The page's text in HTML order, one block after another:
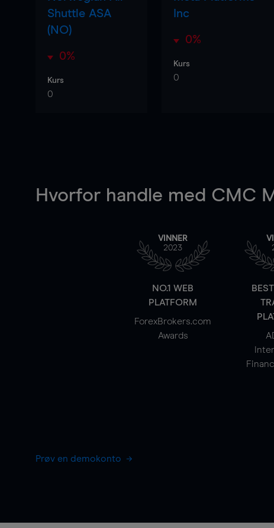
Shuttle ASA
(NO)
0%
Kurs
0
Inc
0%
Kurs
0
Hvorfor handle med CMC
VINNER
2023
NO.1 WEB
PLATFORM
ForexBrokers.com
Awards
Prøv en demokonto